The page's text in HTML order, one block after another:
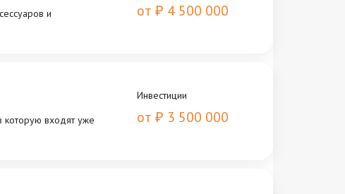
и
от ₽ 4 500 000
которую входят уже
Инвестиции
от ₽ 3 500 000